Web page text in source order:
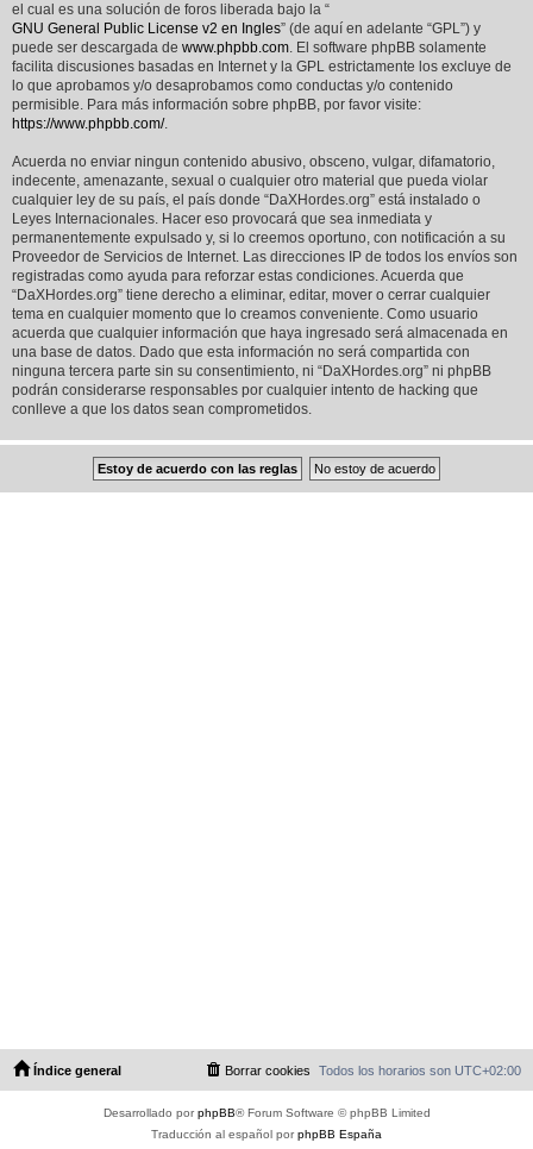
el cual es una solución de foros liberada bajo la “
GNU General Public License v2 en Ingles” (de aquí en adelante “GPL”) y
puede ser descargada de www.phpbb.com. El software phpBB solamente
facilita discusiones basadas en Internet y la GPL estrictamente los excluye de
lo que aprobamos y/o desaprobamos como conductas y/o contenido
permisible. Para más información sobre phpBB, por favor visite:
https://www.phpbb.com/.
Acuerda no enviar ningun contenido abusivo, obsceno, vulgar, difamatorio,
indecente, amenazante, sexual o cualquier otro material que pueda violar
cualquier ley de su país, el país donde “DaXHordes.org” está instalado o
Leyes Internacionales. Hacer eso provocará que sea inmediata y
permanentemente expulsado y, si lo creemos oportuno, con notificación a su
Proveedor de Servicios de Internet. Las direcciones IP de todos los envíos son
registradas como ayuda para reforzar estas condiciones. Acuerda que
“DaXHordes.org” tiene derecho a eliminar, editar, mover o cerrar cualquier
tema en cualquier momento que lo creamos conveniente. Como usuario
acuerda que cualquier información que haya ingresado será almacenada en
una base de datos. Dado que esta información no será compartida con
ninguna tercera parte sin su consentimiento, ni “DaXHordes.org” ni phpBB
podrán considerarse responsables por cualquier intento de hacking que
conlleve a que los datos sean comprometidos.
Índice general Todos los horarios son UTC+02:00
Borrar cookies
Desarrollado porphpBB® Forum Software © phpBB Limited
Traducción al español porphpBB España